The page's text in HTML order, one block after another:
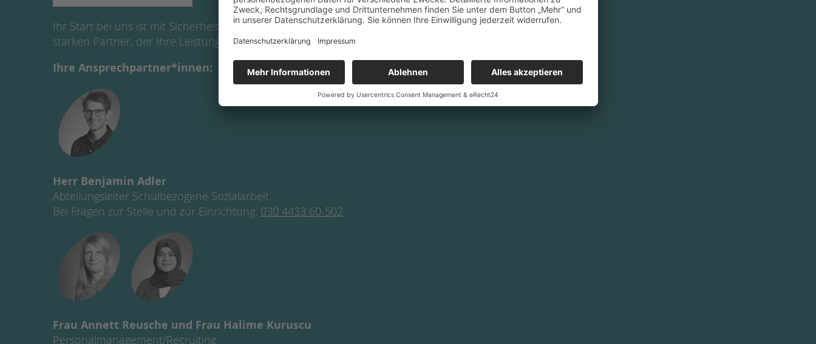
Ihr Start bei uns ist mit Sicherheit die richtige Entscheidung, denn Sie suchen einen
starken Partner, der Ihre Leistung schätzt und Ihre Karriereziele fördert.
Ihre Ansprechpartner*innen:
Herr Benjamin Adler
Abteilungsleiter Schulbezogene Sozialarbeit
Bei Fragen zur Stelle und zur Einrichtung: 030 4433 60-502
Frau Annett Reusche und Frau Halime Kuruscu
Personalmanagement/Recruiting